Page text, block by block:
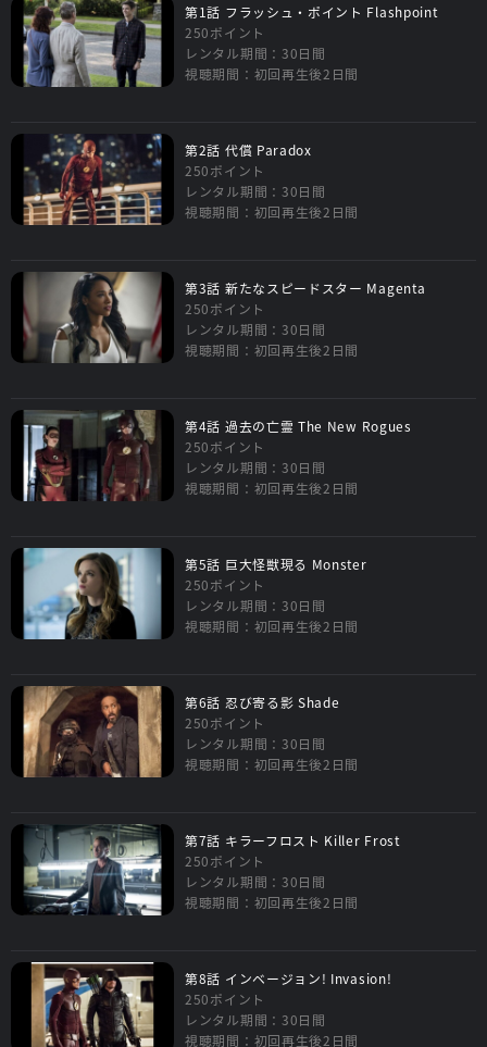
第1話 フラッシュ・ポイント Flashpoint
250ポイント
レンタル期間：30日間
視聴期間：初回再生後2日間
第2話 代償 Paradox
250ポイント
レンタル期間：30日間
視聴期間：初回再生後2日間
第3話 新たなスピードスター Magenta
250ポイント
レンタル期間：30日間
視聴期間：初回再生後2日間
第4話 過去の亡霊 The New Rogues
250ポイント
レンタル期間：30日間
視聴期間：初回再生後2日間
第5話 巨大怪獣現る Monster
250ポイント
レンタル期間：30日間
視聴期間：初回再生後2日間
第6話 忍び寄る影 Shade
250ポイント
レンタル期間：30日間
視聴期間：初回再生後2日間
第7話 キラーフロスト Killer Frost
250ポイント
レンタル期間：30日間
視聴期間：初回再生後2日間
第8話 インベージョン! Invasion!
250ポイント
レンタル期間：30日間
視聴期間：初回再生後2日間